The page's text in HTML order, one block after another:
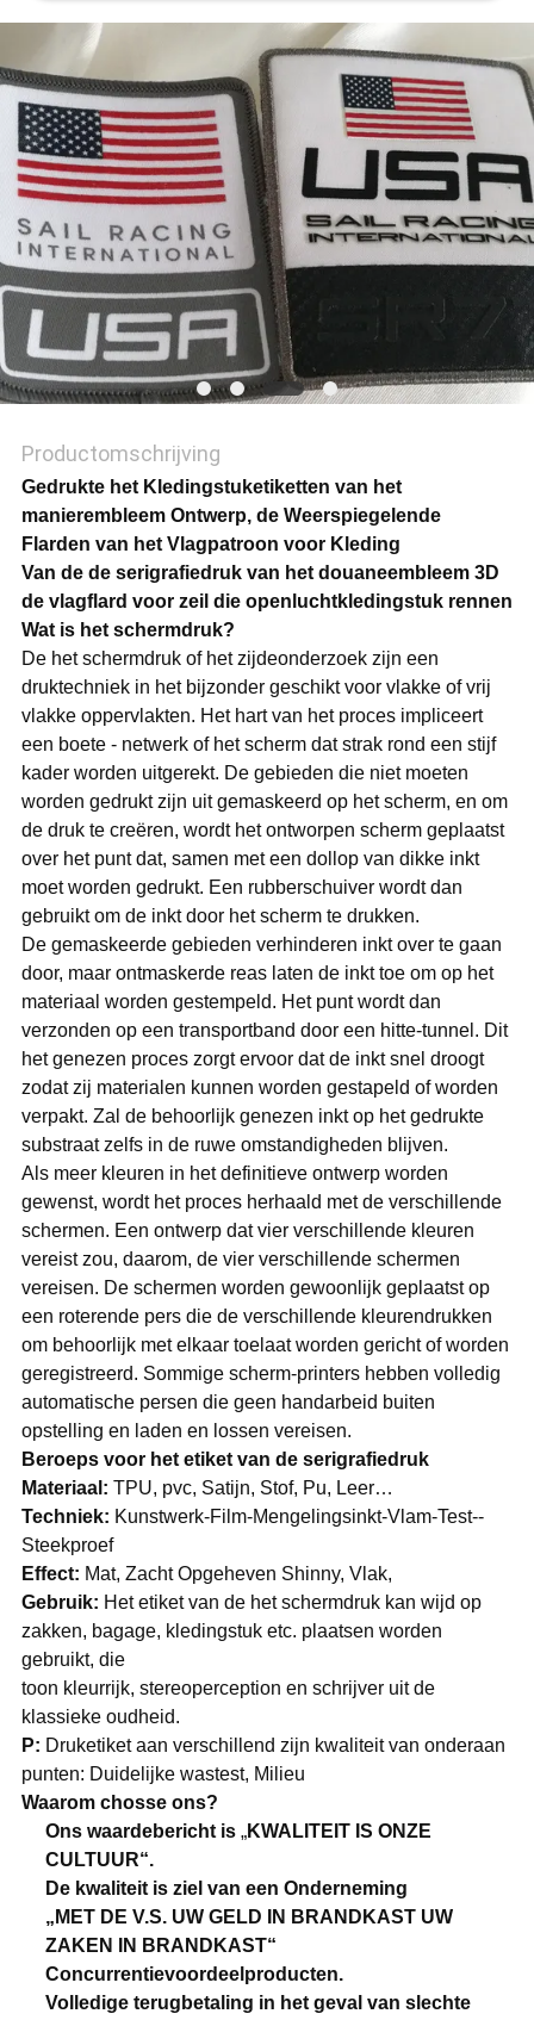
PRIVACYBELEID
Productomschrijving
Gedrukte het Kledingstuketiketten van het
manierembleem Ontwerp, de Weerspiegelende
Flarden van het Vlagpatroon voor Kleding
Van de de serigrafiedruk van het douaneembleem 3D
de vlagflard voor zeil die openluchtkledingstuk rennen
Wat is het schermdruk?
De het schermdruk of het zijdeonderzoek zijn een
druktechniek in het bijzonder geschikt voor vlakke of vrij
vlakke oppervlakten. Het hart van het proces impliceert
een boete - netwerk of het scherm dat strak rond een stijf
kader worden uitgerekt. De gebieden die niet moeten
worden gedrukt zijn uit gemaskeerd op het scherm, en om
de druk te creëren, wordt het ontworpen scherm geplaatst
over het punt dat, samen met een dollop van dikke inkt
moet worden gedrukt. Een rubberschuiver wordt dan
gebruikt om de inkt door het scherm te drukken.
De gemaskeerde gebieden verhinderen inkt over te gaan
door, maar ontmaskerde reas laten de inkt toe om op het
materiaal worden gestempeld. Het punt wordt dan
verzonden op een transportband door een hitte-tunnel. Dit
het genezen proces zorgt ervoor dat de inkt snel droogt
zodat zij materialen kunnen worden gestapeld of worden
verpakt. Zal de behoorlijk genezen inkt op het gedrukte
substraat zelfs in de ruwe omstandigheden blijven.
Als meer kleuren in het definitieve ontwerp worden
gewenst, wordt het proces herhaald met de verschillende
schermen. Een ontwerp dat vier verschillende kleuren
vereist zou, daarom, de vier verschillende schermen
vereisen. De schermen worden gewoonlijk geplaatst op
een roterende pers die de verschillende kleurendrukken
om behoorlijk met elkaar toelaat worden gericht of worden
geregistreerd. Sommige scherm-printers hebben volledig
automatische persen die geen handarbeid buiten
opstelling en laden en lossen vereisen.
Beroeps voor het etiket van de serigrafiedruk
Materiaal: TPU, pvc, Satijn, Stof, Pu, Leer…
Techniek: Kunstwerk-Film-Mengelingsinkt-Vlam-Test--
Steekproef
Effect: Mat, Zacht Opgeheven Shinny, Vlak,
Gebruik: Het etiket van de het schermdruk kan wijd op
zakken, bagage, kledingstuk etc. plaatsen worden
gebruikt, die
toon kleurrijk, stereoperception en schrijver uit de
klassieke oudheid.
P: Druketiket aan verschillend zijn kwaliteit van onderaan
punten: Duidelijke wastest, Milieu
Waarom chosse ons?
Ons waardebericht is„KWALITEIT IS ONZE
CULTUUR“.
De kwaliteit is ziel van een Onderneming
„MET DE V.S. UW GELD IN BRANDKAST UW
ZAKEN IN BRANDKAST“
Concurrentievoordeelproducten.
Volledige terugbetaling in het geval van slechte